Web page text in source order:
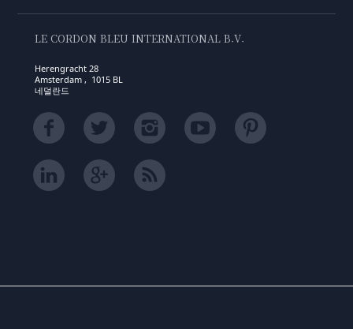
LE CORDON BLEU INTERNATIONAL B.V.
Herengracht 28
Amsterdam , 1015 BL
네덜란드